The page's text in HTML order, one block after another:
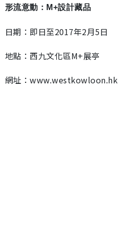
形流意動：M+設計藏品
日期：即日至2017年2月5日
地點：西九文化區M+展亭
網址：www.westkowloon.hk